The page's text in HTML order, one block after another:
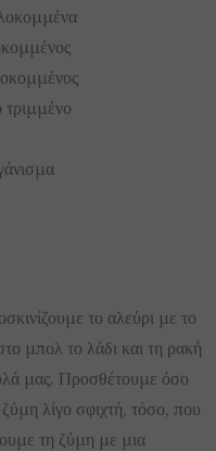
το αλεύρι με το
μπολ το λάδι και τη ρακή
μας. Προσθέτουμε όσο
λίγο σφιχτή, τόσο, που
τη ζύμη με μια